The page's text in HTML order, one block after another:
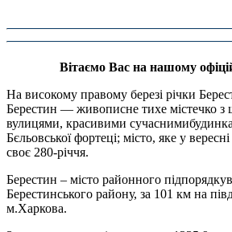
Вітаємо Вас на нашому
На високому правому березі річки
Берестин — живописне тихе містечко
вулицями, красивими
Бєльовської фортеці; місто, яке у
своє 280-річчя.
Берестин – місто районного
Берестинського району, за 101 км на
м.Харкова.